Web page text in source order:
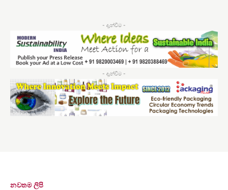
- දැන්වීම -
- දැන්වීම -
නවතම ලිපි